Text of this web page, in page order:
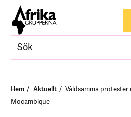
Hem Aktuellt
Våldsamma protester
Moçambique